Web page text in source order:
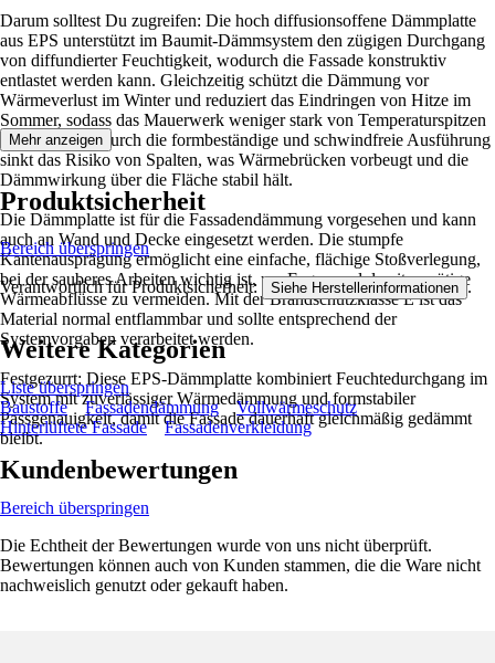
Darum solltest Du zugreifen: Die hoch diffusionsoffene Dämmplatte
aus EPS unterstützt im Baumit-Dämmsystem den zügigen Durchgang
von diffundierter Feuchtigkeit, wodurch die Fassade konstruktiv
entlastet werden kann. Gleichzeitig schützt die Dämmung vor
Wärmeverlust im Winter und reduziert das Eindringen von Hitze im
Sommer, sodass das Mauerwerk weniger stark von Temperaturspitzen
belastet wird. Durch die formbeständige und schwindfreie Ausführung
sinkt das Risiko von Spalten, was Wärmebrücken vorbeugt und die
Dämmwirkung über die Fläche stabil hält.
Die Dämmplatte ist für die Fassadendämmung vorgesehen und kann
auch an Wand und Decke eingesetzt werden. Die stumpfe
Kantenausprägung ermöglicht eine einfache, flächige Stoßverlegung,
bei der sauberes Arbeiten wichtig ist, um Fugen und damit unnötige
Wärmeabflüsse zu vermeiden. Mit der Brandschutzklasse E ist das
Material normal entflammbar und sollte entsprechend der
Systemvorgaben verarbeitet werden.
Festgezurrt: Diese EPS-Dämmplatte kombiniert Feuchtedurchgang im
System mit zuverlässiger Wärmedämmung und formstabiler
Passgenauigkeit, damit die Fassade dauerhaft gleichmäßig gedämmt
bleibt.
Mehr anzeigen
Produktsicherheit
Bereich überspringen
Verantwortlich für Produktsicherheit: Siehe Herstellerinformationen .
Weitere Kategorien
Liste überspringen
Baustoffe
Fassadendämmung
Vollwärmeschutz
Hinterlüftete Fassade
Fassadenverkleidung
Kundenbewertungen
Bereich überspringen
Die Echtheit der Bewertungen wurde von uns nicht überprüft.
Bewertungen können auch von Kunden stammen, die die Ware nicht
nachweislich genutzt oder gekauft haben.